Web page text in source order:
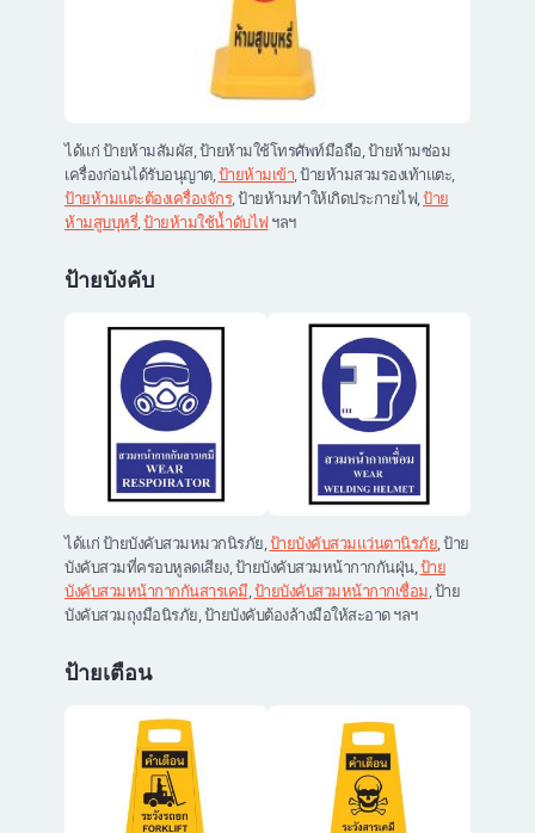
ได้แก่ ป้ายห้ามสัมผัส, ป้ายห้ามใช้โทรศัพท์มือถือ, ป้ายห้ามซ่อม
เครื่องก่อนได้รับอนุญาต,ป้ายห้ามเข้า, ป้ายห้ามสวมรองเท้าแตะ,
ป้ายห้ามแตะต้องเครื่องจักร, ป้ายห้ามทำให้เกิดประกายไฟ,ป้าย
ห้ามสูบบุหรี่,ป้ายห้ามใช้น้ำดับไฟฯลฯ
ป้ายบังคับ
ได้แก่ ป้ายบังคับสวมหมวกนิรภัย,ป้ายบังคับสวมแว่นตานิรภัย, ป้าย
บังคับสวมที่ครอบหูลดเสียง, ป้ายบังคับสวมหน้ากากกันฝุ่น,ป้าย
บังคับสวมหน้ากากกันสารเคมี,ป้ายบังคับสวมหน้ากากเชื่อม, ป้าย
บังคับสวมถุงมือนิรภัย, ป้ายบังคับต้องล้างมือให้สะอาด ฯลฯ
ป้ายเตือน